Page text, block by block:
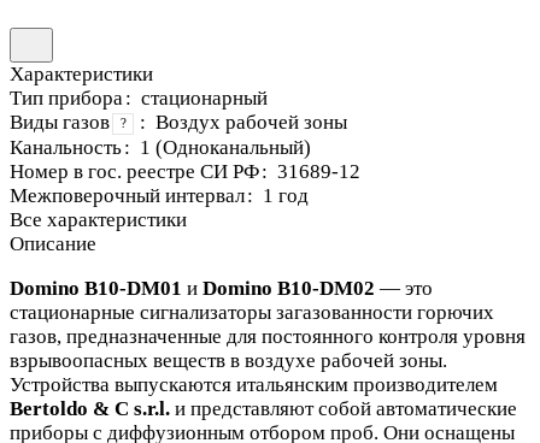
Характеристики
Тип прибора : стационарный
Виды газов
? : Воздух рабочей зоны
Канальность: 1 (Одноканальный)
Номер в гос. реестре СИ РФ: 31689-12
Межповерочный интервал: 1 год
Все характеристики
Описание
Domino B10-DM01 и Domino B10-DM02 — это
стационарные сигнализаторы загазованности горючих
газов, предназначенные для постоянного контроля уровня
взрывоопасных веществ в воздухе рабочей зоны.
Устройства выпускаются итальянским производителем
Bertoldo & C s.r.l. и представляют собой автоматические
приборы с диффузионным отбором проб. Они оснащены